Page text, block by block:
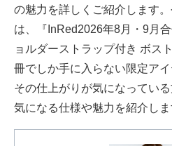
の魅力を詳しくご紹介します
は、『InRed2026年8月・9月
ョルダーストラップ付き ボス
冊でしか手に入らない限定アイ
その仕上がりが気になってい
気になる仕様や魅力を紹介しま